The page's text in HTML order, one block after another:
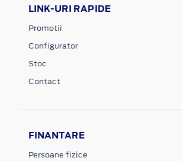
LINK-URI RAPIDE
Promotii
Configurator
Stoc
Contact
FINANTARE
Persoane fizice